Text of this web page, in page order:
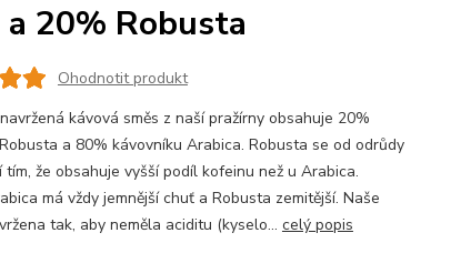
20% Robusta
Ohodnotit produkt
kávová směs z naší pražírny obsahuje 20%
a 80% kávovníku Arabica. Robusta se od odrůdy
tím, že obsahuje vyšší podíl kofeinu než u Arabica.
má vždy jemnější chuť a Robusta zemitější. Naše
tak, aby neměla aciditu (kyselo... celý popis